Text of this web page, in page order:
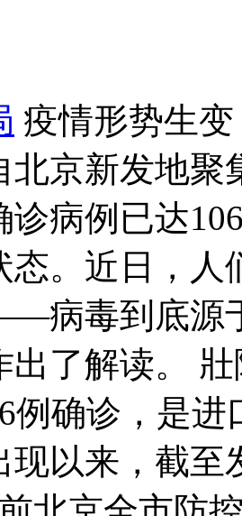
疫情形势生
北京新发地聚
诊病例已达
态。近日，人
病毒到底源
出了解读。
例确诊，是
现以来，截至